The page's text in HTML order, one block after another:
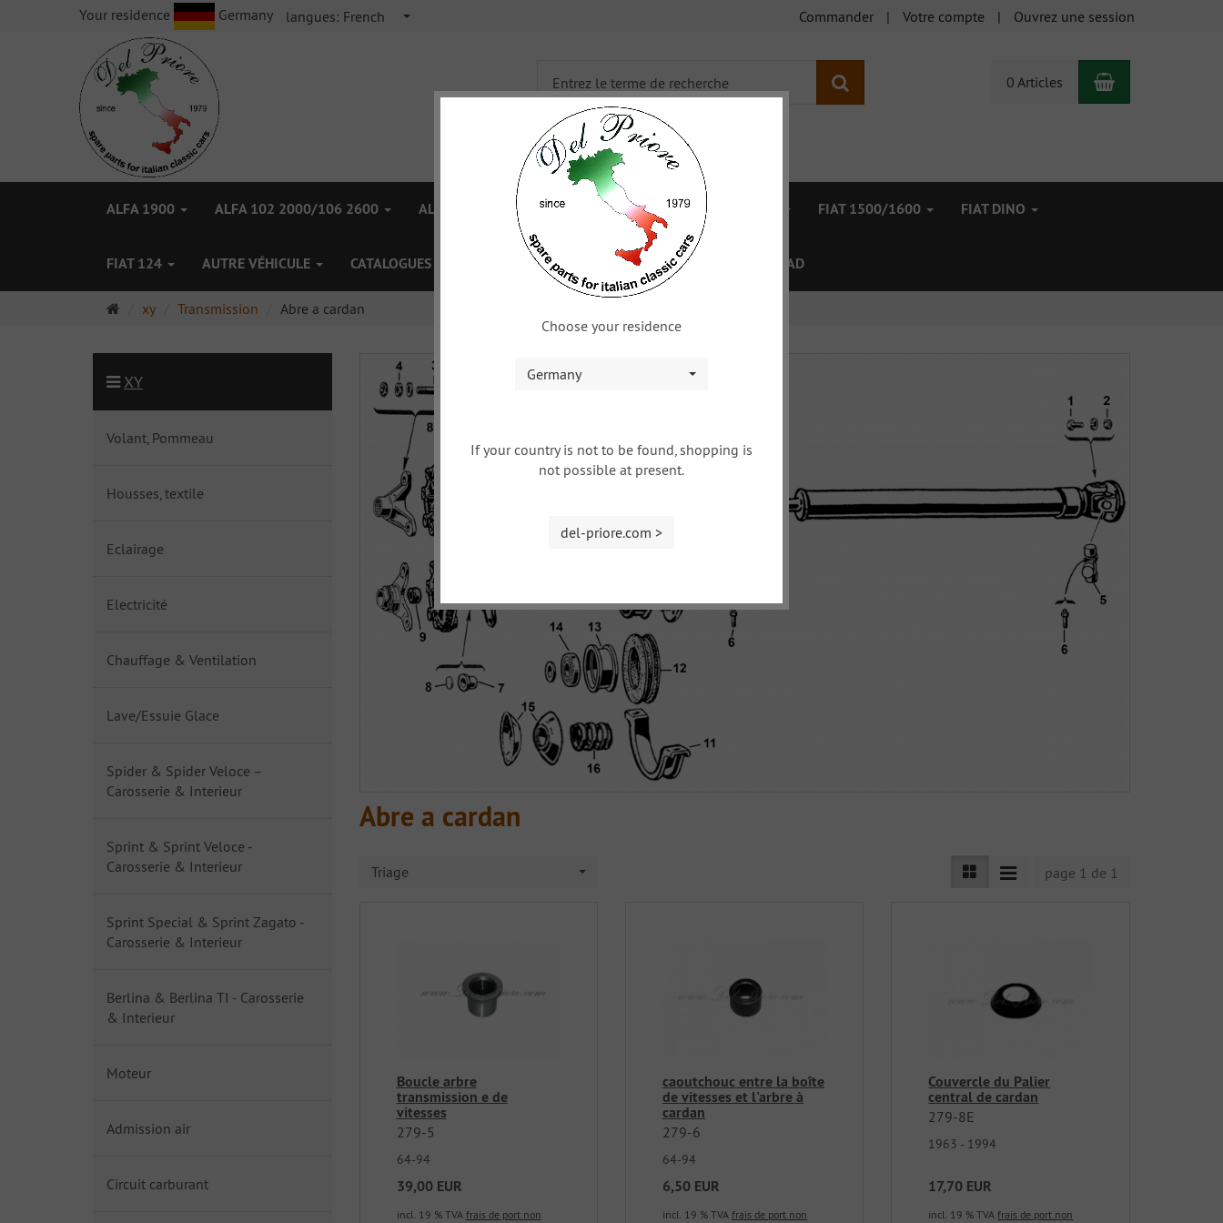
Your residence Germany langues: French Commander Votre compte Ouvrez une session
0 Articles Panier
ALFA 1900 ALFA 102 2000/106 2600 ALFA 750/101 ALFA 105/115 FIAT TOPOLINO FIAT 1500/1600 FIAT DINO
FIAT 124 AUTRE VÉHICULE CATALOGUES OFFRES SPÉCIAL COUPON XY DOWNLOAD
Pagexy Transmission Abre a cardan
Abre a cardan
Triage page 1 de 1
Boucle arbre
transmission e de
vitesses
279-5
64-94
39,00 EUR
incl. 19 % TVA frais de port non
caoutchouc entre la boîte
de vitesses et l'arbre à
cardan
279-6
64-94
6,50 EUR
incl. 19 % TVA frais de port non
Couvercle du Palier
central de cardan
279-8E
1963 - 1994
17,70 EUR
incl. 19 % TVAfrais de port non
XY
Volant, Pommeau
Housses, textile
Eclairage
Electricité
Chauffage & Ventilation
Lave/Essuie Glace
Spider & Spider Veloce –
Carosserie & Interieur
Sprint & Sprint Veloce -
Carosserie & Interieur
Sprint Special & Sprint Zagato -
Carosserie & Interieur
Berlina & Berlina TI - Carosserie
& Interieur
Moteur
Admission air
Circuit carburant
Choose your residence
Germany
If your country is not to be found, shopping is
not possible at present.
del-priore.com >